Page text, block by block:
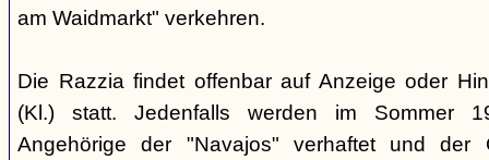
am Waidmarkt" verkehren.
Die Razzia findet offenbar auf Anzeige oder
(Kl.) statt. Jedenfalls werden im Sommer
Angehörige der "Navajos" verhaftet und der